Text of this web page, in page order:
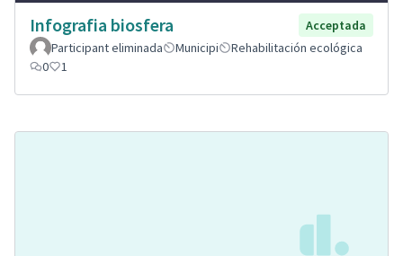
Infografia biosfera
Acceptada
Participant eliminada
Municipi
Rehabilitación ecológica
0
1